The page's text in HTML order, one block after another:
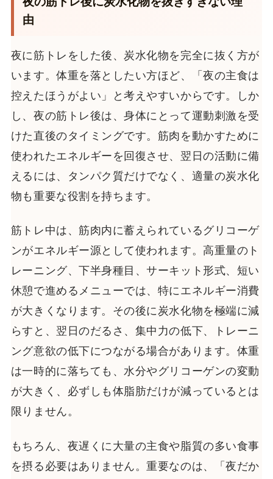
由
夜に筋トレをした後、炭水化物を完全に抜く方が
います。体重を落としたい方ほど、「夜の主食は
控えたほうがよい」と考えやすいからです。しか
し、夜の筋トレ後は、身体にとって運動刺激を受
けた直後のタイミングです。筋肉を動かすために
使われたエネルギーを回復させ、翌日の活動に備
えるには、タンパク質だけでなく、適量の炭水化
物も重要な役割を持ちます。
筋トレ中は、筋肉内に蓄えられているグリコーゲ
ンがエネルギー源として使われます。高重量のト
レーニング、下半身種目、サーキット形式、短い
休憩で進めるメニューでは、特にエネルギー消費
が大きくなります。その後に炭水化物を極端に減
らすと、翌日のだるさ、集中力の低下、トレーニ
ング意欲の低下につながる場合があります。体重
は一時的に落ちても、水分やグリコーゲンの変動
が大きく、必ずしも体脂肪だけが減っているとは
限りません。
もちろん、夜遅くに大量の主食や脂質の多い食事
を摂る必要はありません。重要なのは、「夜だか